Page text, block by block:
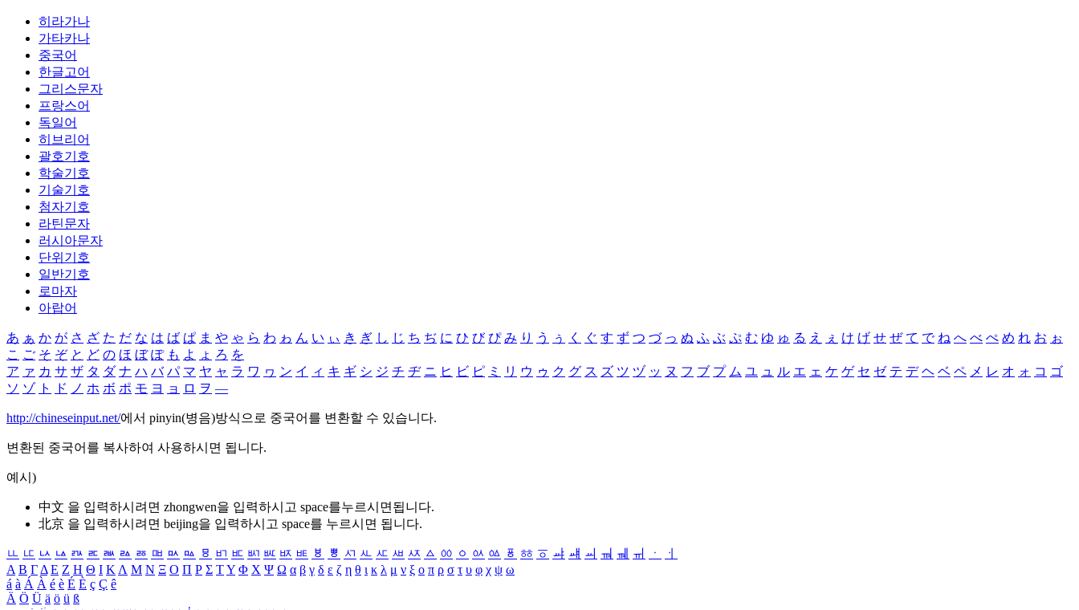
히라가나
가타카나
중국어
한글고어
그리스문자
프랑스어
독일어
히브리어
괄호기호
학술기호
기술기호
첨자기호
라틴문자
러시아문자
단위기호
일반기호
로마자
아랍어
あ ぁ か が さ ざ た だ な は ば ぱ ま や ゃ ら わ ゎ ん い ぃ き ぎ し じ ち ぢ に ひ び ぴ み り う ぅ く ぐ す ず つ づ っ ぬ ふ ぶ ぷ む ゆ ゅ る え ぇ け げ せ ぜ て で ね へ べ ぺ め れ お ぉ
こ ご そ ぞ と ど の ほ ぼ ぽ も よ ょ ろ を
ア ァ カ サ ザ タ ダ ナ ハ バ パ マ ヤ ャ ラ ワ ヮ ン イ ィ キ ギ シ ジ チ ヂ ニ ヒ ビ ピ ミ リ ウ ゥ ク グ ス ズ ツ ヅ ッ ヌ フ ブ プ ム ユ ュ ル エ ェ ケ ゲ セ ゼ テ デ ヘ ベ ペ メ レ オ ォ コ ゴ
ソ ゾ ト ド ノ ホ ボ ポ モ ヨ ョ ロ ヲ ―
http://chineseinput.net/에서 pinyin(병음)방식으로 중국어를 변환할 수 있습니다.
변환된 중국어를 복사하여 사용하시면 됩니다.
예시)
中文 을 입력하시려면 zhongwen을 입력하시고 space를누르시면됩니다.
北京 을 입력하시려면 beijing을 입력하시고 space를 누르시면 됩니다.
ㅥ ㅦ ㅧ ㅨ ㅩ ㅪ ㅫ ㅬ ㅭ ㅮ ㅯ ㅰ ㅱ ㅲ ㅳ ㅴ ㅵ ㅶ ㅷ ㅸ ㅹ ㅺ ㅻ ㅼ ㅽ ㅾ ㅿ ㆀ ㆁ ㆂ ㆃ ㆄ ㆅ ㆆ ㆇ ㆈ ㆉ ㆊ ㆋ ㆌ ㆍ
ㆎ
Α Β ΓΔ Ε Ζ Η Θ Ι ΚΛ Μ Ν Ξ Ο Π Ρ Σ ΤΥ Φ Χ Ψ Ω α β γ δ ε ζ η θ ι κ λ μ ν ξ ο π ρ σ τ υ φ χ ψ ω
á à Á À é è É È ç Ç ê
Ä Ö Ü ä ö ü ß